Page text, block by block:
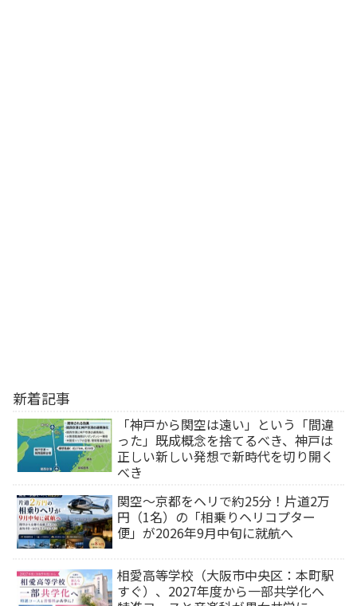
新着記事
「神戸から関空は遠い」という「間違
った」既成概念を捨てるべき、神戸は
正しい新しい発想で新時代を切り開く
べき
関空～京都をヘリで約25分！片道2万
円（1名）の「相乗りヘリコプター
便」が2026年9月中旬に就航へ
相愛高等学校（大阪市中央区：本町駅
すぐ）、2027年度から一部共学化へ